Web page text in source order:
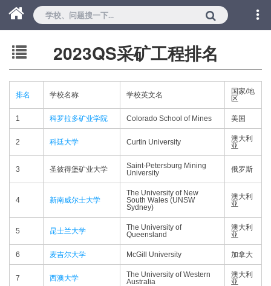
2023QS采矿工程排名
排名 学校名称 学校英文名
国家/地
区
1 科罗拉多矿业学院 Colorado School of Mines 美国
2 科廷大学 Curtin University
澳大利
亚
3 圣彼得堡矿业大学
Saint-Petersburg Mining
University
俄罗斯
4 新南威尔士大学
The University of New
South Wales (UNSW
Sydney)
澳大利
亚
5 昆士兰大学
The University of
Queensland
澳大利
亚
6 麦吉尔大学 McGill University 加拿大
7 西澳大学
The University of Western
Australia
澳大利
亚